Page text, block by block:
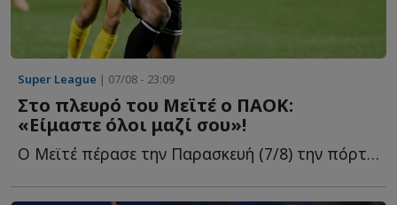
Super League | 07/08 - 23:09
Στο πλευρό του Μεϊτέ ο ΠΑΟΚ:
«Είμαστε όλοι μαζί σου»!
Ο Μεϊτέ πέρασε την Παρασκευή (7/8) την πόρτα του χειρουργείου γ...